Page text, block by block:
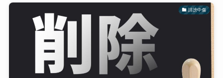
誹謗中傷